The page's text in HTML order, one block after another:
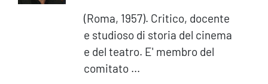
(Roma, 1957). Critico, docente
e studioso di storia del cinema
e del teatro. E' membro del
comitato ...